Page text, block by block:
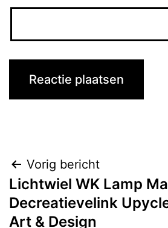
Bericht
navigatie
Vorig bericht
Lichtwiel WK Lamp
Decreatievelink
Art & Design